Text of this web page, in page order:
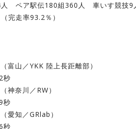
ペア駅伝180組360人 車いす競
走率93.2％）
山／YKK 陸上長距離部）
奈川／RW）
知／GRlab）